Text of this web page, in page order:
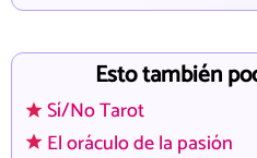
Esto también
Sí/No Tarot
El oráculo de la pasión